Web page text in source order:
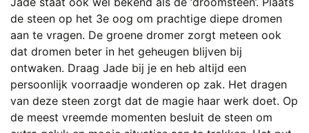
de steen op het 3e oog om prachtige diepe dromen
aan te vragen. De groene dromer zorgt meteen ook
dat dromen beter in het geheugen blijven bij
ontwaken. Draag Jade bij je en heb altijd een
persoonlijk voorraadje wonderen op zak. Het dragen
van deze steen zorgt dat de magie haar werk doet. Op
de meest vreemde momenten besluit de steen om